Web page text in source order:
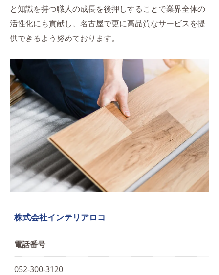
と知識を持つ職人の成長を後押しすることで業界全体の
活性化にも貢献し、名古屋で更に高品質なサービスを提
供できるよう努めております。
株式会社インテリアロコ
電話番号
052-300-3120